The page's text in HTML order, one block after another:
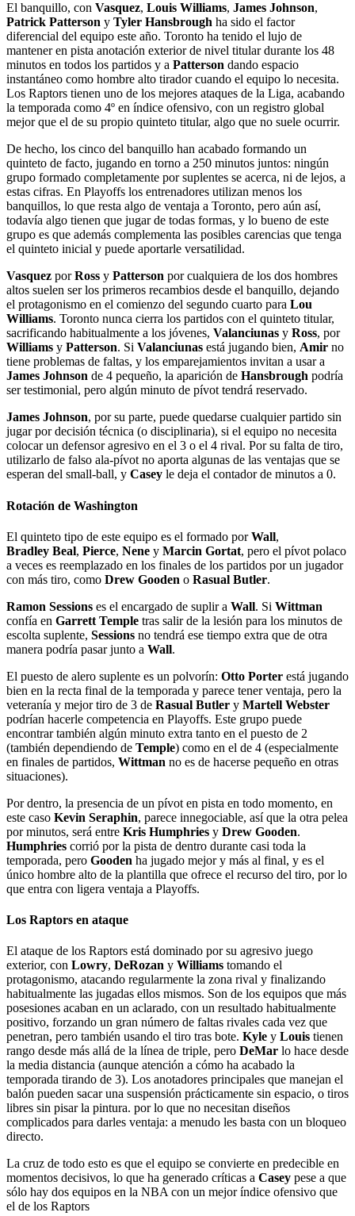
El banquillo, con Vasquez, Louis Williams, James Johnson,
Patrick Patterson y Tyler Hansbrough ha sido el factor
diferencial del equipo este año. Toronto ha tenido el lujo de
mantener en pista anotación exterior de nivel titular durante los 48
minutos en todos los partidos y a Patterson dando espacio
instantáneo como hombre alto tirador cuando el equipo lo necesita.
Los Raptors tienen uno de los mejores ataques de la Liga, acabando
la temporada como 4º en índice ofensivo, con un registro global
mejor que el de su propio quinteto titular, algo que no suele ocurrir.
De hecho, los cinco del banquillo han acabado formando un
quinteto de facto, jugando en torno a 250 minutos juntos: ningún
grupo formado completamente por suplentes se acerca, ni de lejos, a
estas cifras. En Playoffs los entrenadores utilizan menos los
banquillos, lo que resta algo de ventaja a Toronto, pero aún así,
todavía algo tienen que jugar de todas formas, y lo bueno de este
grupo es que además complementa las posibles carencias que tenga
el quinteto inicial y puede aportarle versatilidad.
Vasquez porRoss y Patterson por cualquiera de los dos hombres
altos suelen ser los primeros recambios desde el banquillo, dejando
el protagonismo en el comienzo del segundo cuarto para Lou
Williams. Toronto nunca cierra los partidos con el quinteto titular,
sacrificando habitualmente a los jóvenes, Valanciunas y Ross, por
Williams y Patterson. Si Valanciunas está jugando bien, Amir no
tiene problemas de faltas, y los emparejamientos invitan a usar a
James Johnson de 4 pequeño, la aparición de Hansbrough podría
ser testimonial, pero algún minuto de pívot tendrá reservado.
James Johnson, por su parte, puede quedarse cualquier partido sin
jugar por decisión técnica (o disciplinaria), si el equipo no necesita
colocar un defensor agresivo en el 3 o el 4 rival. Por su falta de tiro,
utilizarlo de falso ala-pívot no aporta algunas de las ventajas que se
esperan del small-ball, y Casey le deja el contador de minutos a 0.
Rotación de Washington
El quinteto tipo de este equipo es el formado porWall,
Bradley Beal, Pierce, Nene y Marcin Gortat, pero el pívot polaco
a veces es reemplazado en los finales de los partidos por un jugador
con más tiro, como Drew Gooden o Rasual Butler.
Ramon Sessions es el encargado de suplir a Wall. Si Wittman
confía en Garrett Temple tras salir de la lesión para los minutos de
escolta suplente, Sessions no tendrá ese tiempo extra que de otra
manera podría pasar junto a Wall.
El puesto de alero suplente es un polvorín: Otto Porter está jugando
bien en la recta final de la temporada y parece tener ventaja, pero la
veteranía y mejor tiro de 3 de Rasual Butler y Martell Webster
podrían hacerle competencia en Playoffs. Este grupo puede
encontrar también algún minuto extra tanto en el puesto de 2
(también dependiendo de Temple) como en el de 4 (especialmente
en finales de partidos, Wittman no es de hacerse pequeño en otras
situaciones).
Por dentro, la presencia de un pívot en pista en todo momento, en
este caso Kevin Seraphin, parece innegociable, así que la otra pelea
por minutos, será entre Kris Humphries y Drew Gooden.
Humphries corrió por la pista de dentro durante casi toda la
temporada, pero Gooden ha jugado mejor y más al final, y es el
único hombre alto de la plantilla que ofrece el recurso del tiro, por lo
que entra con ligera ventaja a Playoffs.
Los Raptors en ataque
El ataque de los Raptors está dominado por su agresivo juego
exterior, con Lowry, DeRozan y Williams tomando el
protagonismo, atacando regularmente la zona rival y finalizando
habitualmente las jugadas ellos mismos. Son de los equipos que más
posesiones acaban en un aclarado, con un resultado habitualmente
positivo, forzando un gran número de faltas rivales cada vez que
penetran, pero también usando el tiro tras bote. Kyle y Louis tienen
rango desde más allá de la línea de triple, pero DeMar lo hace desde
la media distancia (aunque atención a cómo ha acabado la
temporada tirando de 3). Los anotadores principales que manejan el
balón pueden sacar una suspensión prácticamente sin espacio, o tiros
libres sin pisar la pintura. por lo que no necesitan diseños
complicados para darles ventaja: a menudo les basta con un bloqueo
directo.
La cruz de todo esto es que el equipo se convierte en predecible en
momentos decisivos, lo que ha generado críticas a Casey pese a que
sólo hay dos equipos en la NBA con un mejor índice ofensivo que
el de los Raptors